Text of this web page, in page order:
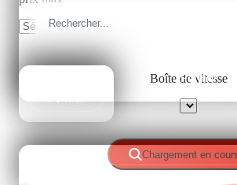
Fermer
Sélectionner
Fermer
Boîte de vitesse
Chargement en